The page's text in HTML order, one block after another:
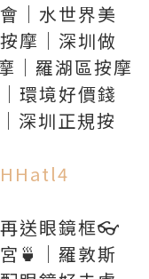
｜水世界美
摩｜深圳做
｜羅湖區按摩
環境好價錢
深圳正規按
送眼鏡框👓
🍵｜羅敦斯